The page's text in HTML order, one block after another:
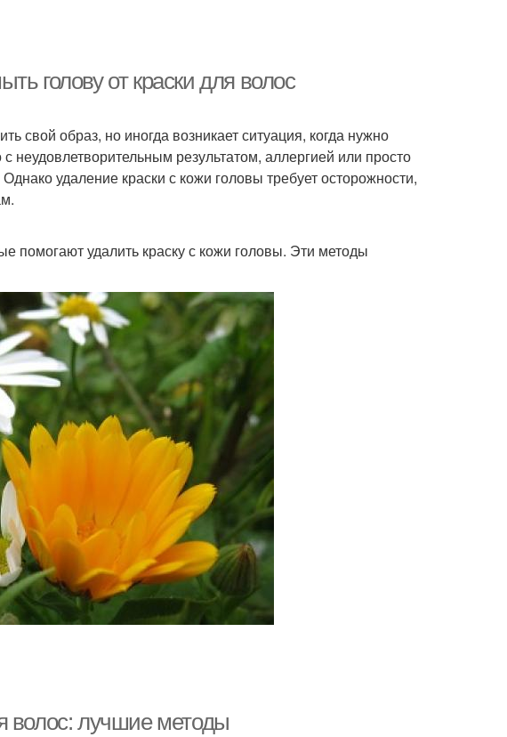
голову от краски для волос
свой образ, но иногда возникает ситуация, когда нужно
неудовлетворительным результатом, аллергией или просто
удаление краски с кожи головы требует осторожности,
помогают удалить краску с кожи головы. Эти методы
волос: лучшие методы